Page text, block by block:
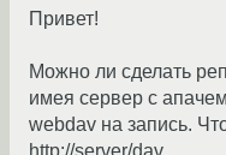
Привет!
Можно ли сделать
имея сервер с
webdav на запись.